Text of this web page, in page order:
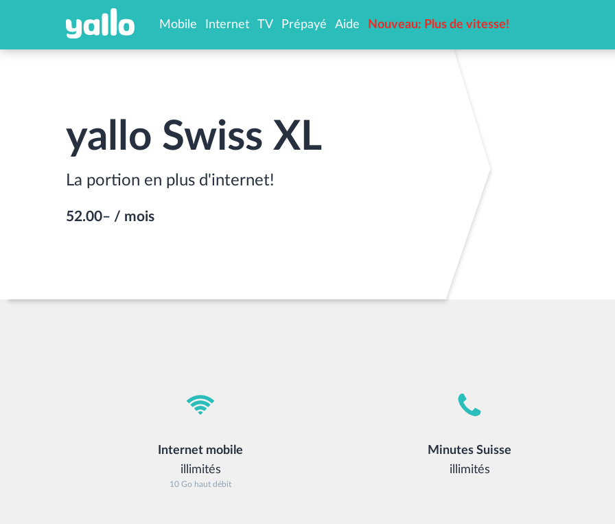
Mobile Internet
Internet chez toi
TV Prépayé
Carte SIM gratuite
Aide Nouveau: Plus de vitesse!
yallo Swiss XL
La portion en plus d'internet!
52.00– / mois
Internet mobile
illimités
10 Go haut débit
Minutes Suisse
illimités